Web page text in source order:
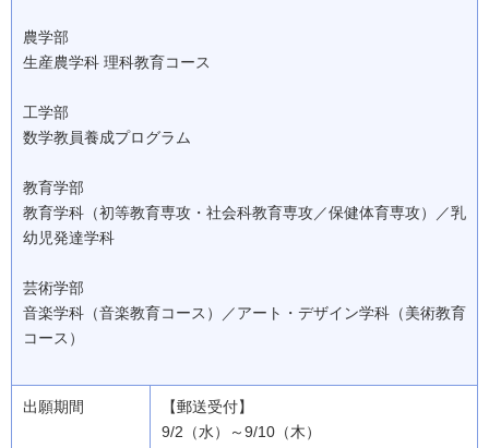
農学部
生産農学科 理科教育コース
工学部
数学教員養成プログラム
教育学部
教育学科（初等教育専攻・社会科教育専攻／保健体育専攻）／乳
幼児発達学科
芸術学部
音楽学科（音楽教育コース）／アート・デザイン学科（美術教育
コース）
【郵送受付】
9/2（水）～9/10（木）